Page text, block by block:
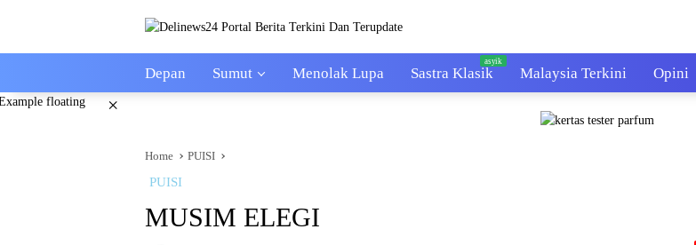
Depan Sumut Menolak Lupa Sastra Klasik Malaysia Terkini Opini
×
Home PUISI
PUISI
MUSIM ELEGI